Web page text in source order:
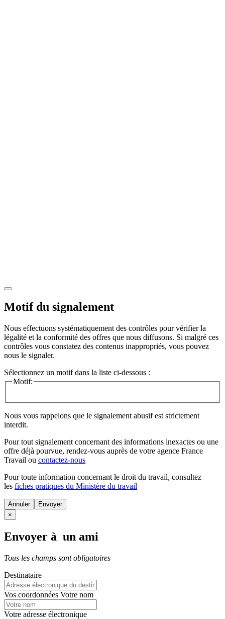
Motif du signalement
Nous effectuons systématiquement des contrôles pour vérifier la
légalité et la conformité des offres que nous diffusons. Si malgré ces
contrôles vous constatez des contenus inappropriés, vous pouvez
nous le signaler.
Sélectionnez un motif dans la liste ci-dessous :
Motif:
Nous vous rappelons que le signalement abusif est strictement
interdit.
Pour tout signalement concernant des informations inexactes ou une
offre déjà pourvue, rendez-vous auprès de votre agence France
Travail ou contactez-nous
Pour toute information concernant le droit du travail, consultez
les fiches pratiques du Ministère du travail
Annuler
×
Envoyer à un ami
Tous les champs sont obligatoires
Destinataire
Vos coordonnées Votre nom
Votre adresse électronique